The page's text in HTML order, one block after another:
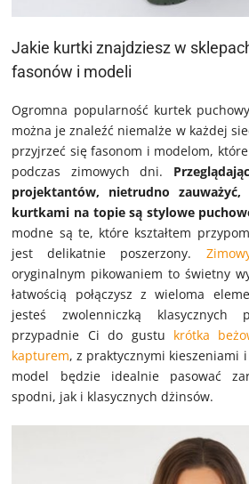
Jakie kurtki znajdziesz w
fasonów i modeli
Ogromna popularność kurtek
można je znaleźć niemalże w każdej
przyjrzeć się fasonom i modelom,
podczas zimowych dni.
projektantów, nietrudno
kurtkami na topie są stylowe
modne są te, które kształtem
jest delikatnie poszerzony.
oryginalnym pikowaniem to świetny
łatwością połączysz z wieloma
jesteś zwolenniczką klasycznych
przypadnie Ci do gustu krótka
kapturem, z praktycznymi kieszeniami
model będzie idealnie pasować
spodni, jak i klasycznych dżinsów.